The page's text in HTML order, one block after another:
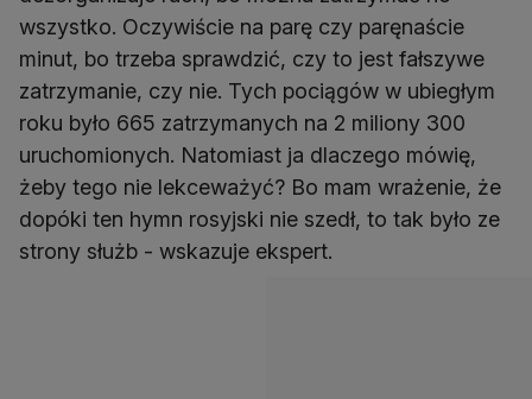
wszystko. Oczywiście na parę czy paręnaście
minut, bo trzeba sprawdzić, czy to jest fałszywe
zatrzymanie, czy nie. Tych pociągów w ubiegłym
roku było 665 zatrzymanych na 2 miliony 300
uruchomionych. Natomiast ja dlaczego mówię,
żeby tego nie lekceważyć? Bo mam wrażenie, że
dopóki ten hymn rosyjski nie szedł, to tak było ze
strony służb - wskazuje ekspert.